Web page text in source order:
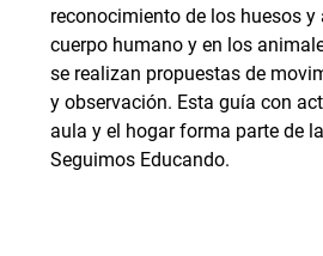
reconocimiento de los huesos
cuerpo humano y en los
se realizan propuestas de
y observación. Esta guía con
aula y el hogar forma parte de
Seguimos Educando.